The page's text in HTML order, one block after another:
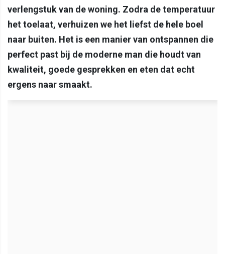
verlengstuk van de woning. Zodra de temperatuur
het toelaat, verhuizen we het liefst de hele boel
naar buiten. Het is een manier van ontspannen die
perfect past bij de moderne man die houdt van
kwaliteit, goede gesprekken en eten dat echt
ergens naar smaakt.